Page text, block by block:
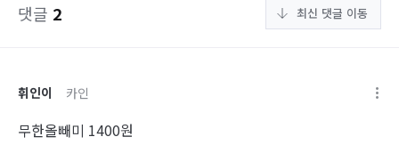
댓글 2 최신 댓글 이동
휘인이 카인
무한올빼미 1400원